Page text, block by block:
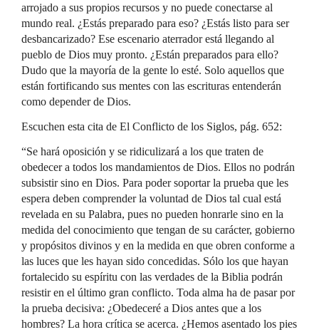
arrojado a sus propios recursos y no puede conectarse al
mundo real. ¿Estás preparado para eso? ¿Estás listo para ser
desbancarizado? Ese escenario aterrador está llegando al
pueblo de Dios muy pronto. ¿Están preparados para ello?
Dudo que la mayoría de la gente lo esté. Solo aquellos que
están fortificando sus mentes con las escrituras entenderán
como depender de Dios.
Escuchen esta cita de El Conflicto de los Siglos, pág. 652:
“Se hará oposición y se ridiculizará a los que traten de
obedecer a todos los mandamientos de Dios. Ellos no podrán
subsistir sino en Dios. Para poder soportar la prueba que les
espera deben comprender la voluntad de Dios tal cual está
revelada en su Palabra, pues no pueden honrarle sino en la
medida del conocimiento que tengan de su carácter, gobierno
y propósitos divinos y en la medida en que obren conforme a
las luces que les hayan sido concedidas. Sólo los que hayan
fortalecido su espíritu con las verdades de la Biblia podrán
resistir en el último gran conflicto. Toda alma ha de pasar por
la prueba decisiva: ¿Obedeceré a Dios antes que a los
hombres? La hora crítica se acerca. ¿Hemos asentado los pies